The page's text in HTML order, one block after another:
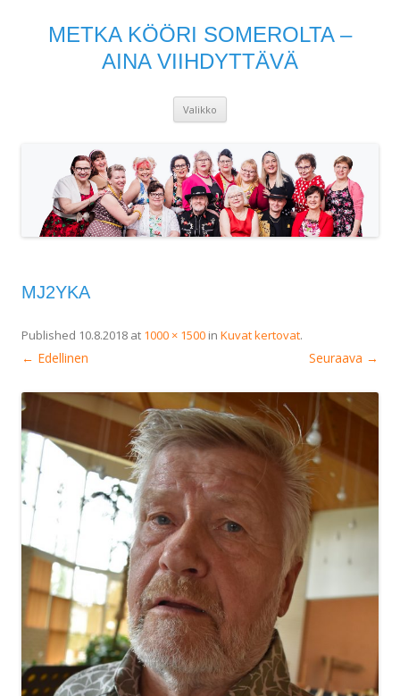
METKA KÖÖRI SOMEROLTA –
AINA VIIHDYTTÄVÄ
Valikko
MJ2YKA
Published 10.8.2018 at 1000 × 1500 in Kuvat kertovat.
← Edellinen Seuraava →